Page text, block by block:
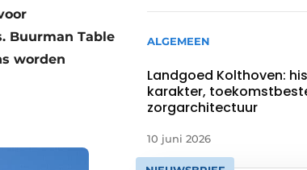
Buurman Table
worden
ALGEMEEN
Landgoed Kolthoven:
karakter,
zorgarchitectuur
10 juni 2026